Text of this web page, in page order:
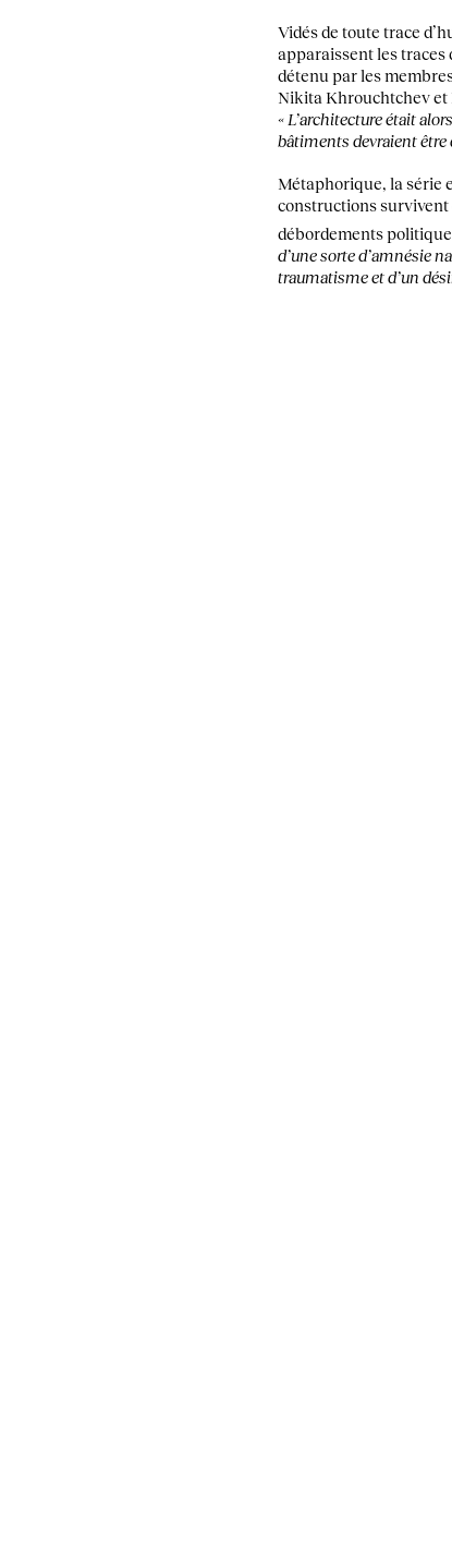
Vidés de toute trace
apparaissent les traces
détenu par les
Nikita Khrouchtchev et
« L’architecture était
bâtiments devraient être
Métaphorique, la série
constructions survivent
débordements
d’une sorte d’amnésie
traumatisme et d’un